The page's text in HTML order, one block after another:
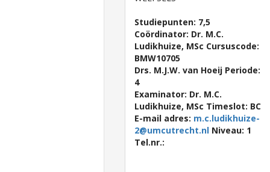
Studiepunten: 7,5
Coördinator: Dr. M.C.
Ludikhuize, MSc Cursuscode:
BMW10705
Drs. M.J.W. van Hoeij Periode:
4
Examinator: Dr. M.C.
Ludikhuize, MSc Timeslot: BC
E-mail adres: m.c.ludikhuize-
2@umcutrecht.nl Niveau: 1
Tel.nr.: